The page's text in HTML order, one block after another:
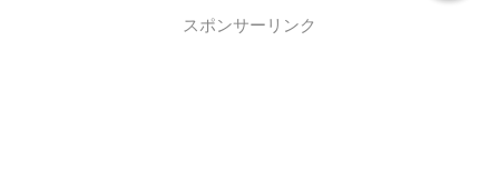
スポンサーリンク